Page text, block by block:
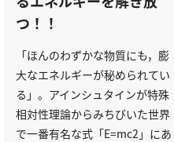
つ！！
「ほんのわずかな物質にも，膨
大なエネルギーが秘められてい
る」。アインシュタインが特殊
相対性理論からみちびいた世界
で一番有名な式「E=mc2」にあ